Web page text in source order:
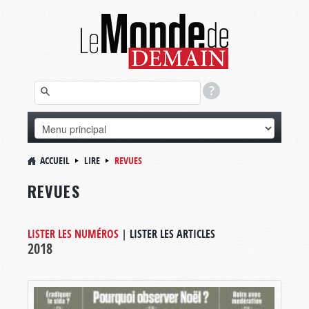
ACCUEIL LIRE REVUES
REVUES
LISTER LES NUMÉROS | LISTER LES ARTICLES
2018